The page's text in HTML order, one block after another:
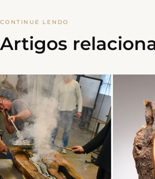
CONTINUE LENDO
Artigos